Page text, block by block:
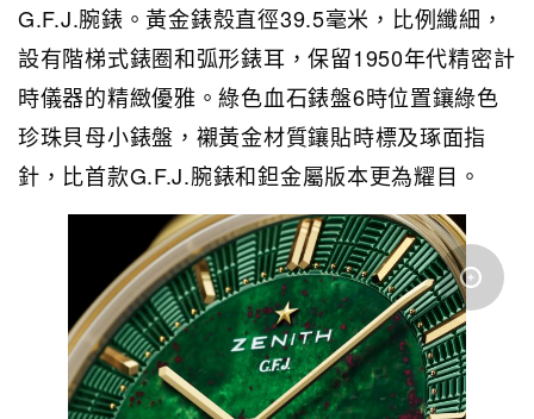
G.F.J.腕錶。黃金錶殼直徑39.5毫米，比例纖細，
設有階梯式錶圈和弧形錶耳，保留1950年代精密計
時儀器的精緻優雅。綠色血石錶盤6時位置鑲綠色
珍珠貝母小錶盤，襯黃金材質鑲貼時標及琢面指
針，比首款G.F.J.腕錶和鉭金屬版本更為耀目。